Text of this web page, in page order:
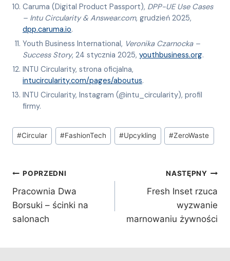
Caruma (Digital Product Passport), DPP-UE Use Cases
– Intu Circularity & Answear.com, grudzień 2025,
dpp.caruma.io.
Youth Business International, Veronika Czarnocka –
Success Story, 24 stycznia 2025, youthbusiness.org.
INTU Circularity, strona oficjalna,
intucircularity.com/pages/aboutus.
INTU Circularity, Instagram (@intu_circularity), profil
firmy.
Tagi
wpisu:
#Circular #FashionTech #Upcykling #ZeroWaste
Nawigacja
wpisu
POPRZEDNI
Pracownia Dwa
Borsuki – ścinki na
salonach
NASTĘPNY
Fresh Inset rzuca
wyzwanie
marnowaniu żywności